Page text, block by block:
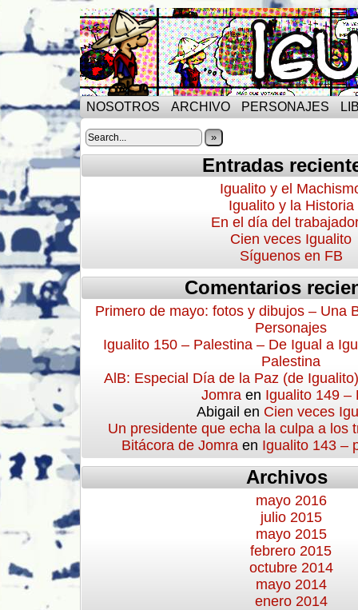
NOSOTROS ARCHIVO PERSONAJES
»
Entradas
Igualito y el
Igualito y la Historia
En el día del
Cien veces Igualito
Síguenos en FB
Comentarios
Primero de mayo: fotos y dibujos – Una
Personajes
Igualito 150 – Palestina – De Igual a
Palestina
AlB: Especial Día de la Paz (de
Jomra en Igualito 149 –
Abigail en Cien veces
Un presidente que echa la culpa a los
Bitácora de Jomra en Igualito 143 –
Archivos
mayo 2016
julio 2015
mayo 2015
febrero 2015
octubre 2014
mayo 2014
enero 2014